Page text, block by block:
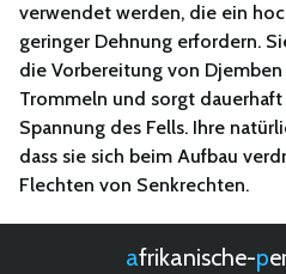
verwendet werden, die ein
geringer Dehnung erfordern.
die Vorbereitung von
Trommeln und sorgt
Spannung des Fells. Ihre
dass sie sich beim Aufbau
Flechten von Senkrechten.
afrikanische-